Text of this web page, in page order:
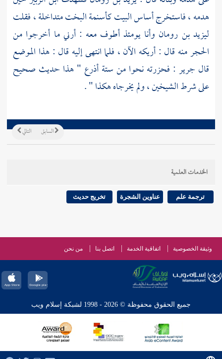
هدمه ، فاستخرج أساس البيت كأسنمة البخت متداخلة ، فقلت
ليزيد بن رومان وأنا يومئذ أطوف معه : أرني ما أخرجوا من
الحجر منه قال : أريكه الآن ، فلما انتهى إليه قال : هذا الموضع
قال جرير : فحزرته نحوا من ستة أذرع " هذا حديث صحيح
على شرط الشيخين ، ولم يخرجاه هكذا " .
التالي السابق
الخدمات العلمية
ترجمة علم عناوين الشجرة تخريج حديث
وثيقة الخصوصية اتفاقية الخدمة اتصل بنا من نحن
جميع الحقوق محفوظة © 2026 - 1998 لشبكة إسلام ويب